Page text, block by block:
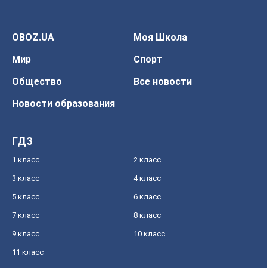
OBOZ.UA
Моя Школа
Мир
Спорт
Общество
Все новости
Новости образования
ГДЗ
1 класс 2 класс
3 класс 4 класс
5 класс 6 класс
7 класс 8 класс
9 класс 10 класс
11 класс